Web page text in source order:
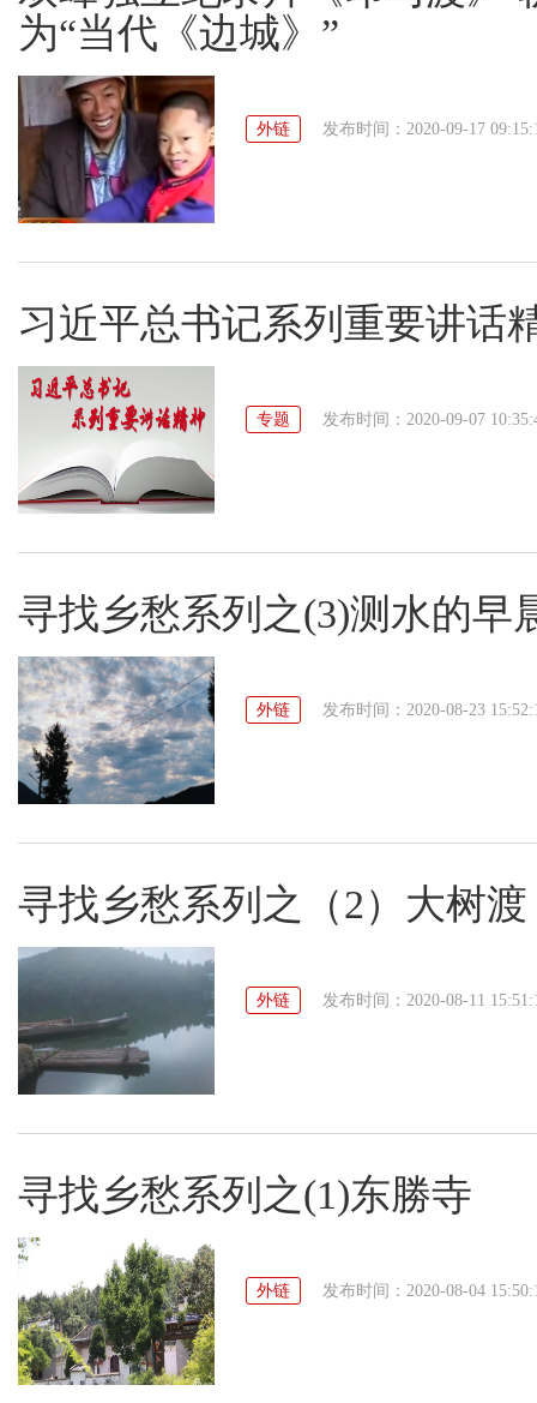
为“当代《边城》”
外链 发布时间：2020-09-17
习近平总书记系列重要讲话
专题 发布时间：2020-09-07
寻找乡愁系列之(3)测水的早
外链 发布时间：2020-08-23
寻找乡愁系列之（2）大树渡
外链 发布时间：2020-08-11
寻找乡愁系列之(1)东勝寺
外链 发布时间：2020-08-04